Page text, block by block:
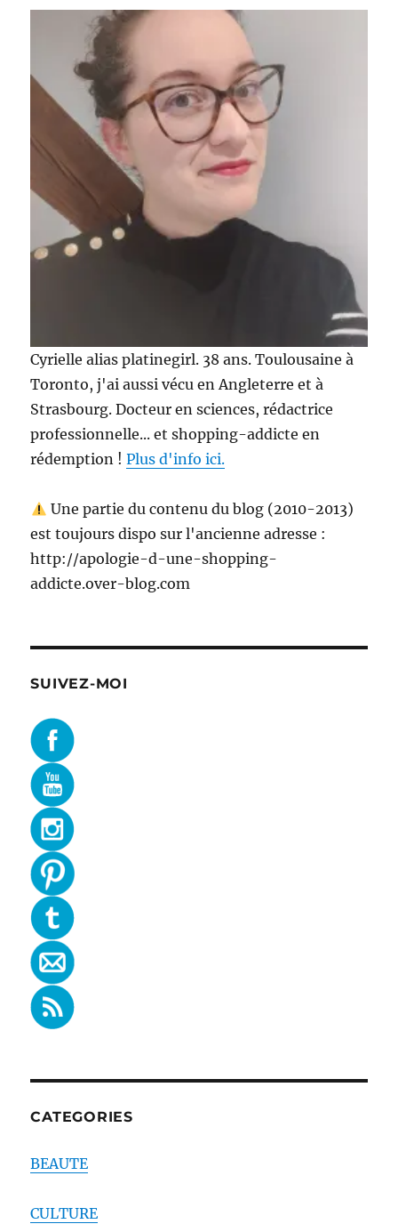
Eté
Valli
/
A.
Vaccarello
Paul
Cyrielle alias platinegirl. 38 ans. Toulousaine à
Toronto, j'ai aussi vécu en Angleterre et à
Strasbourg. Docteur en sciences, rédactrice
professionnelle... et shopping-addicte en
rédemption !Plus d'info ici.
Une partie du contenu du blog (2010-2013)
est toujours dispo sur l'ancienne adresse :
http://apologie-d-une-shopping-
addicte.over-blog.com
SUIVEZ-MOI
CATEGORIES
BEAUTE
CULTURE